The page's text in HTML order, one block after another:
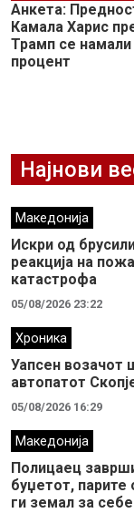
Анкета:
Камала Харис
Трамп се
процент
Најнови
Македонија
Искри од
реакција на
катастрофа
05/08/2026 23:22
Хроника
Уапсен возачот
автопатот
05/08/2026 16:29
Македонија
Полицаец
буџетот,
ги земал за себе